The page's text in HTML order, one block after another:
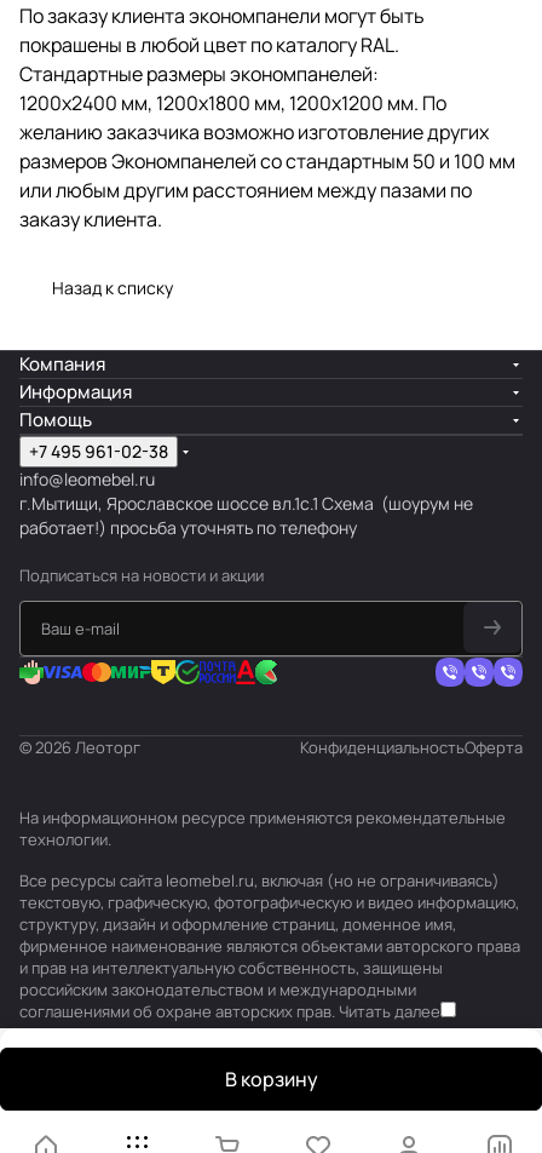
По заказу клиента экономпанели могут быть
покрашены в любой цвет по каталогу RAL.
Стандартные размеры экономпанелей:
1200x2400 мм, 1200x1800 мм, 1200х1200 мм. По
желанию заказчика возможно изготовление других
размеров Экономпанелей со стандартным 50 и 100 мм
или любым другим расстоянием между пазами по
заказу клиента.
Назад к списку
В корзину
Компания
Информация
Помощь
+7 495 961-02-38
info@leomebel.ru
г.Мытищи, Ярославское шоссе вл.1с.1 Схема (шоурум не
работает!) просьба уточнять по телефону
Подписаться на новости и акции
© 2026 Леоторг КонфиденциальностьОферта
На информационном ресурсе применяются рекомендательные
технологии.
Все ресурсы сайта leomebel.ru, включая (но не ограничиваясь)
текстовую, графическую, фотографическую и видео информацию,
структуру, дизайн и оформление страниц, доменное имя,
фирменное наименование являются объектами авторского права
и прав на интеллектуальную собственность, защищены
российским законодательством и международными
соглашениями об охране авторских прав. Читать далее